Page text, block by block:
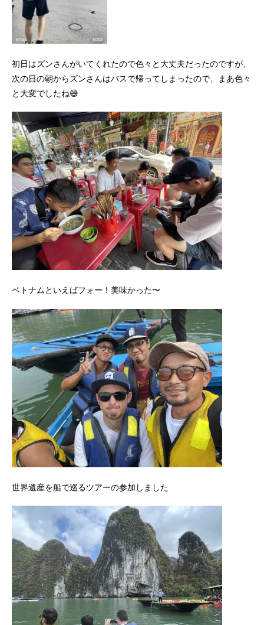
初日はズンさんがいてくれたので色々と大丈夫だったのですが、
次の日の朝からズンさんはバスで帰ってしまったので、まあ色々
と大変でしたね😅
ベトナムといえばフォー！美味かった〜
世界遺産を船で巡るツアーの参加しました